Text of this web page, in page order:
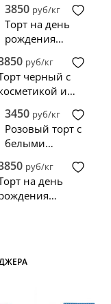
3850 руб/кг
Торт на день
рождения
косметикой
руб/кг
черный с
и
3450 руб/кг
Розовый торт с
белыми
косметикой
руб/кг
на день